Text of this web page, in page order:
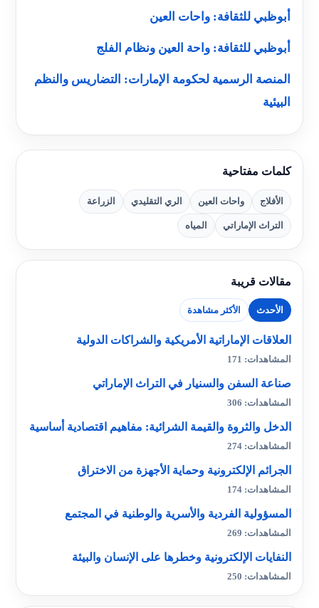
أبوظبي للثقافة: واحات العين
أبوظبي للثقافة: واحة العين ونظام الفلج
المنصة الرسمية لحكومة الإمارات: التضاريس والنظم
البيئية
كلمات مفتاحية
الأفلاج واحات العين الري التقليدي الزراعة
التراث الإماراتي المياه
مقالات قريبة
الأحدث الأكثر مشاهدة
العلاقات الإماراتية الأمريكية والشراكات الدولية
المشاهدات: 171
صناعة السفن والسنيار في التراث الإماراتي
المشاهدات: 306
الدخل والثروة والقيمة الشرائية: مفاهيم اقتصادية أساسية
المشاهدات: 274
الجرائم الإلكترونية وحماية الأجهزة من الاختراق
المشاهدات: 174
المسؤولية الفردية والأسرية والوطنية في المجتمع
المشاهدات: 269
النفايات الإلكترونية وخطرها على الإنسان والبيئة
المشاهدات: 250